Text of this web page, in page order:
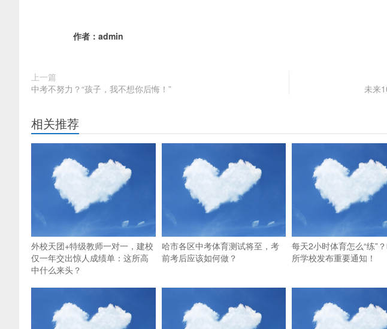
作者： admin
上一篇
中考不努力？“孩子，我不想你后悔！”
未来
相关推荐
外校天团+特级教师一对一，建校
仅一年交出惊人成绩单：这所高
中什么来头？
哈市各区中考体育测试将至，考
前考后应该如何做？
每天2小时体育怎么“练”
所学校发布重要通知！